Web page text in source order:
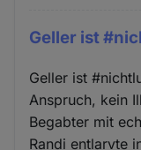
Geller ist
Geller ist
Anspruch, kein
Begabter mit
Randi entlarvte